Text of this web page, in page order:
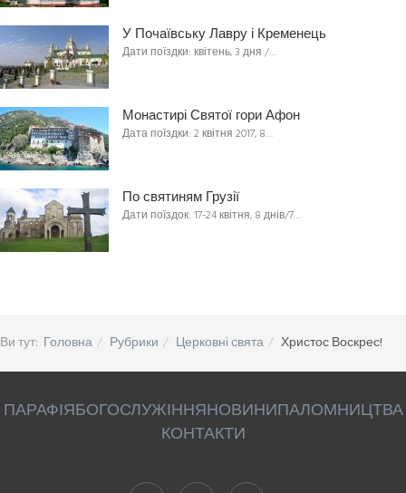
У Почаївську Лавру і Кременець
Дати поїздки: квітень, 3 дня /…
Монастирі Святої гори Афон
Дата поїздки: 2 квітня 2017, 8…
По святиням Грузії
Дати поїздок: 17-24 квітня, 8 днів/7…
Ви тут: Головна Рубрики Церковні свята Христос Воскрес!
ПАРАФІЯБОГОСЛУЖІННЯНОВИНИПАЛОМНИЦТВА
КОНТАКТИ